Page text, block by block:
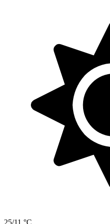
25/11 °C